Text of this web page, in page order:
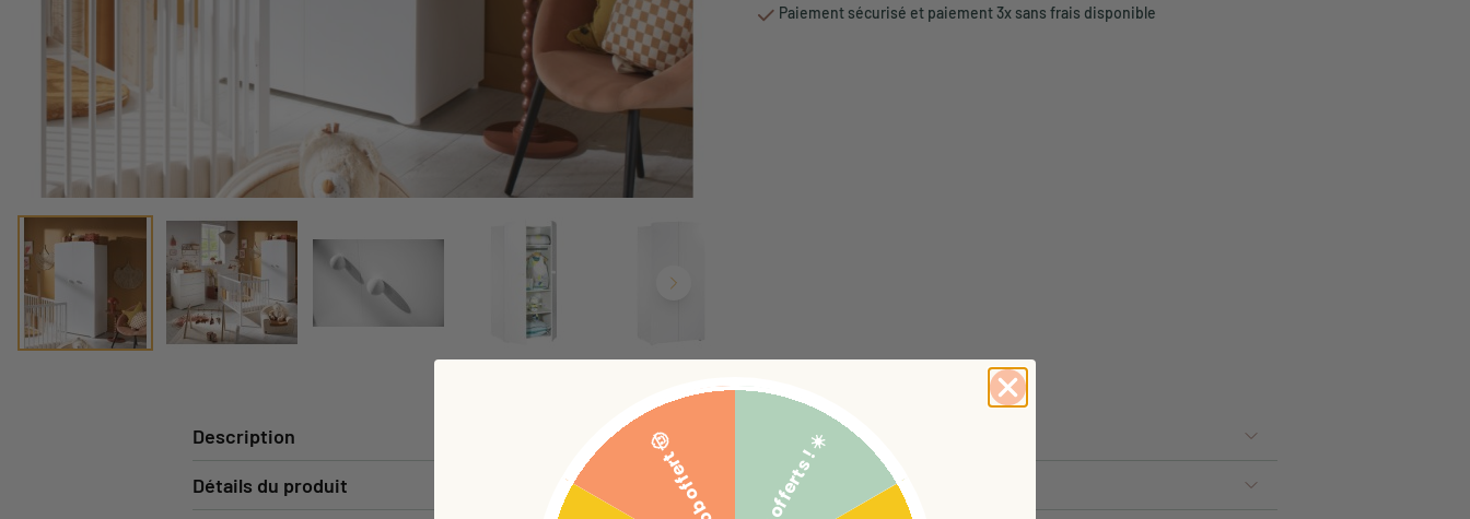
Paiement sécurisé et paiement 3x sans frais disponible
Description
Détails du produit 5€ offerts ! ☀️
Bob offert 🤠